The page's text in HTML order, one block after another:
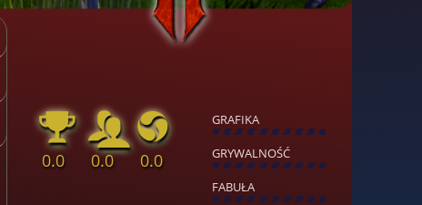
GRAFIKA
[ \ \ \ \ \ \ \ \ ]
GRYWALNOŚĆ
[ \ \ \ \ \ \ \ \ ]
FABUŁA
[ \ \ \ \ \ \ \ \ ]
0.0 0.0 0.0